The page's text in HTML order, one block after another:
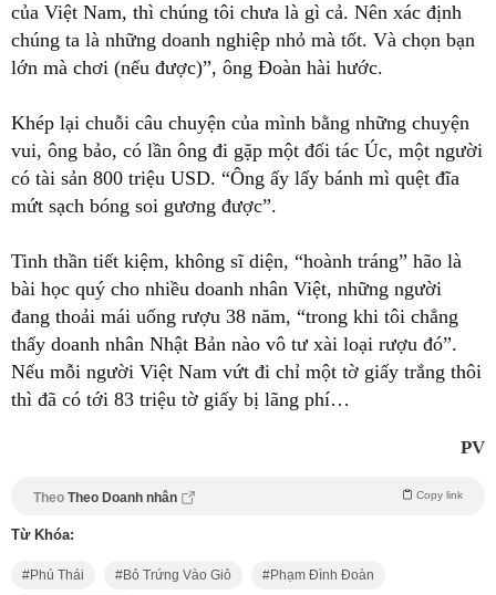
của Việt Nam, thì chúng tôi chưa là gì cả. Nên xác định
chúng ta là những doanh nghiệp nhỏ mà tốt. Và chọn bạn
lớn mà chơi (nếu được)”, ông Đoàn hài hước.
Khép lại chuỗi câu chuyện của mình bằng những chuyện
vui, ông bảo, có lần ông đi gặp một đối tác Úc, một người
có tài sản 800 triệu USD. “Ông ấy lấy bánh mì quệt đĩa
mứt sạch bóng soi gương được”.
Tinh thần tiết kiệm, không sĩ diện, “hoành tráng” hão là
bài học quý cho nhiều doanh nhân Việt, những người
đang thoải mái uống rượu 38 năm, “trong khi tôi chẳng
thấy doanh nhân Nhật Bản nào vô tư xài loại rượu đó”.
Nếu mỗi người Việt Nam vứt đi chỉ một tờ giấy trắng thôi
thì đã có tới 83 triệu tờ giấy bị lãng phí…
PV
Theo Theo Doanh nhân Copy link
Từ Khóa:
Phú Thái Bỏ Trứng Vào Giỏ Phạm Đình Đoàn